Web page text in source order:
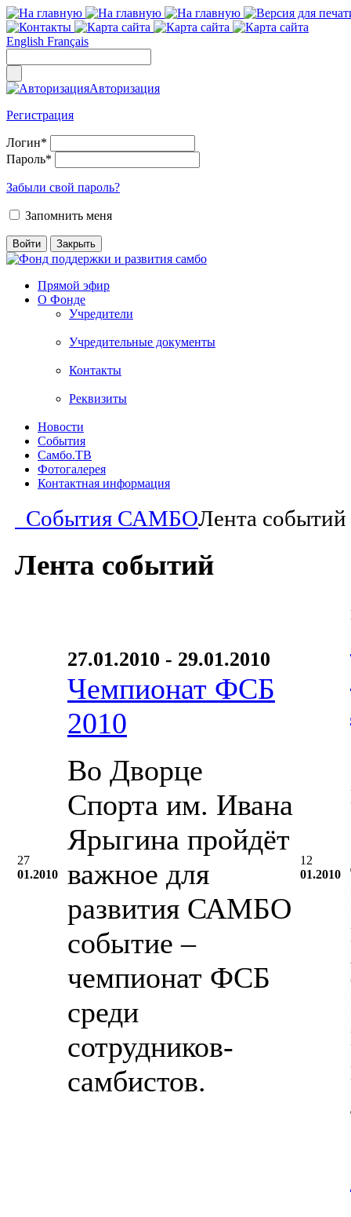
English Français
Авторизация
Регистрация
Логин*
Пароль*
Забыли свой пароль?
Запомнить меня
Прямой эфир
О Фонде
Учредители
Учредительные документы
Контакты
Реквизиты
Новости
События
Самбо.ТВ
Фотогалерея
Контактная информация
События САМБОЛента событий
Лента событий
27
01.2010
27.01.2010 - 29.01.2010
Чемпионат ФСБ
2010
Во Дворце
Спорта им. Ивана
Ярыгина пройдёт
важное для
развития САМБО
событие –
чемпионат ФСБ
среди
сотрудников-
самбистов.
12
01.2010